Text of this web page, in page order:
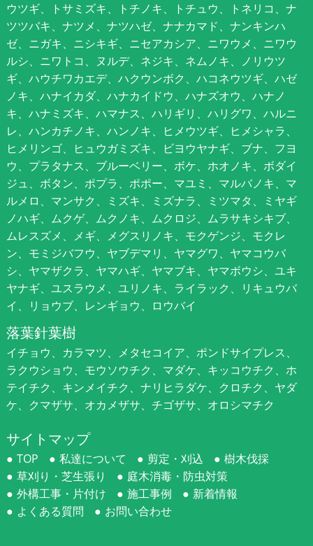
ウツギ、トサミズキ、トチノキ、トチュウ、トネリコ、ナ
ツツバキ、ナツメ、ナツハゼ、ナナカマド、ナンキンハ
ゼ、ニガキ、ニシキギ、ニセアカシア、ニワウメ、ニワウ
ルシ、ニワトコ、ヌルデ、ネジキ、ネムノキ、ノリウツ
ギ、ハウチワカエデ、ハクウンボク、ハコネウツギ、ハゼ
ノキ、ハナイカダ、ハナカイドウ、ハナズオウ、ハナノ
キ、ハナミズキ、ハマナス、ハリギリ、ハリグワ、ハルニ
レ、ハンカチノキ、ハンノキ、ヒメウツギ、ヒメシャラ、
ヒメリンゴ、ヒュウガミズキ、ビヨウヤナギ、ブナ、フヨ
ウ、プラタナス、ブルーベリー、ボケ、ホオノキ、ボダイ
ジュ、ボタン、ポプラ、ポポー、マユミ、マルバノキ、マ
ルメロ、マンサク、ミズキ、ミズナラ、ミツマタ、ミヤギ
ノハギ、ムクゲ、ムクノキ、ムクロジ、ムラサキシキブ、
ムレスズメ、メギ、メグスリノキ、モクゲンジ、モクレ
ン、モミジバフウ、ヤブデマリ、ヤマグワ、ヤマコウバ
シ、ヤマザクラ、ヤマハギ、ヤマブキ、ヤマボウシ、ユキ
ヤナギ、ユスラウメ、ユリノキ、ライラック、リキュウバ
イ、リョウブ、レンギョウ、ロウバイ
落葉針葉樹
イチョウ、カラマツ、メタセコイア、ポンドサイプレス、
ラクウショウ、モウソウチク、マダケ、キッコウチク、ホ
テイチク、キンメイチク、ナリヒラダケ、クロチク、ヤダ
ケ、クマザサ、オカメザサ、チゴザサ、オロシマチク
サイトマップ
TOP 私達について 剪定・刈込
樹木伐採
草刈り・芝生張り
庭木消毒・防虫対策
外構工事・片付け
施工事例
新着情報
よくある質問
お問い合わせ